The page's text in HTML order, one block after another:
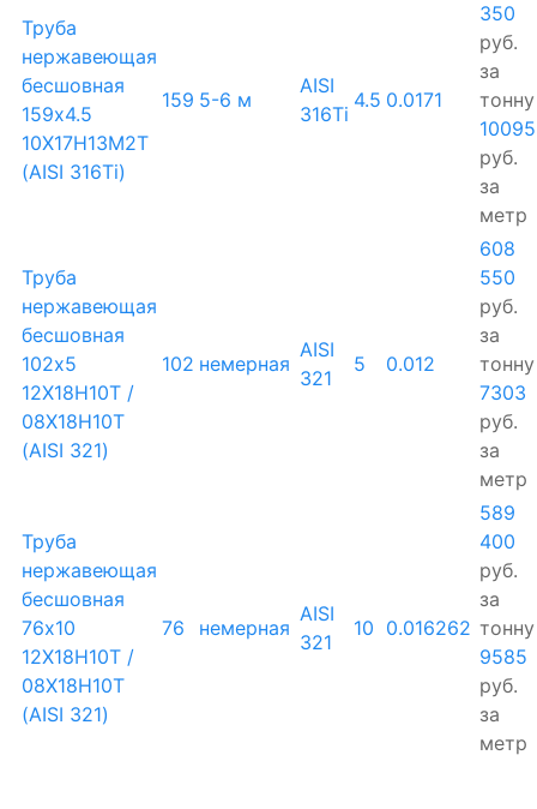
Труба
нержавеющая
бесшовная
159х4.5
10Х17Н13М2Т
(AISI 316Ti)
159 5-6 м
AISI
316Ti
4.5 0.0171
350
руб.
за
тонну
10095
руб.
за
метр
Труба
нержавеющая
бесшовная
102х5
12Х18Н10Т /
08Х18Н10Т
(AISI 321)
102 немерная
AISI
321
5 0.012
608
550
руб.
за
тонну
7303
руб.
за
метр
Труба
нержавеющая
бесшовная
76х10
12Х18Н10Т /
08Х18Н10Т
(AISI 321)
76 немерная
AISI
321
10 0.016262
589
400
руб.
за
тонну
9585
руб.
за
метр